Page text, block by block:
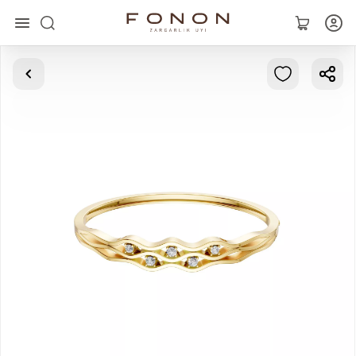
Asosiy
Bilaguzuklar